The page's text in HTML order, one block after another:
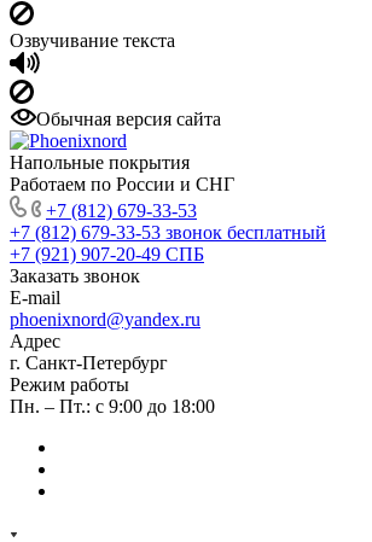
Озвучивание текста
Обычная версия сайта
Напольные покрытия
Работаем по России и СНГ
+7 (812) 679-33-53
+7 (812) 679-33-53 звонок бесплатный
+7 (921) 907-20-49 СПБ
Заказать звонок
E-mail
phoenixnord@yandex.ru
Адрес
г. Санкт-Петербург
Режим работы
Пн. – Пт.: с 9:00 до 18:00